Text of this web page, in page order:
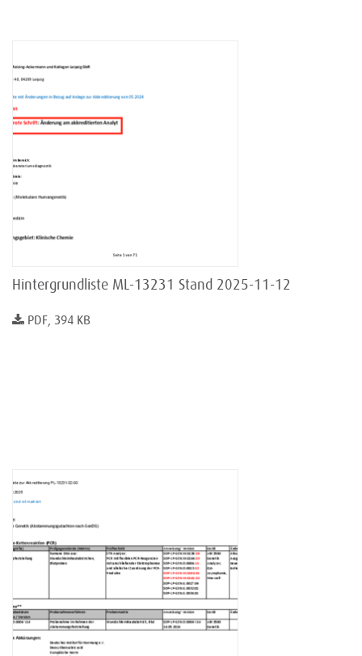
Hintergrundliste ML-13231 Stand 2025-11-12
PDF, 394 KB